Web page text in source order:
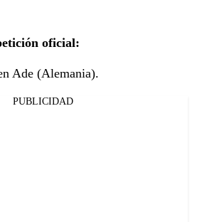
oficial:
Ade (Alemania).
PUBLICIDAD